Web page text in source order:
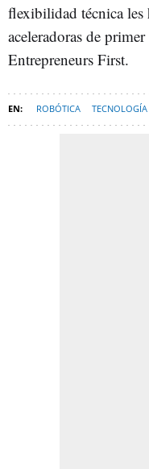
flexibilidad técnica
aceleradoras de
Entrepreneurs First.
ROBÓTICA TECNOLOGÍA